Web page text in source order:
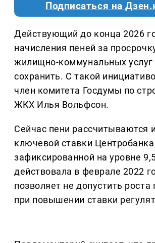
Подписаться на
Действующий до конца 2026
начисления пеней за
жилищно-коммунальных услуг
сохранить. С такой
член комитета Госдумы по
ЖКХ Илья Вольфсон.
Сейчас пени рассчитываются
ключевой ставки
зафиксированной на уровне
действовала в феврале 2022
позволяет не допустить роста
при повышении ставки